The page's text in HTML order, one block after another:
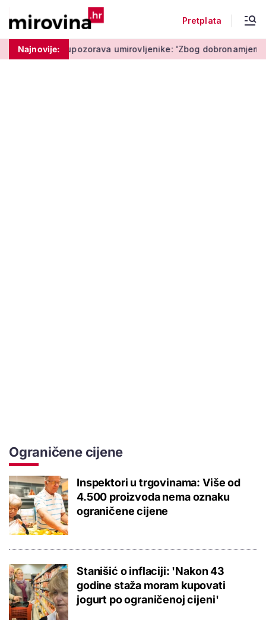
Pretplata
Najnovije:
Policija upozorava umirovljenike: 'Zbog dobronamjernosti
Ograničene cijene
Inspektori u trgovinama: Više od
4.500 proizvoda nema oznaku
ograničene cijene
Stanišić o inflaciji: 'Nakon 43
godine staža moram kupovati
jogurt po ograničenoj cijeni'